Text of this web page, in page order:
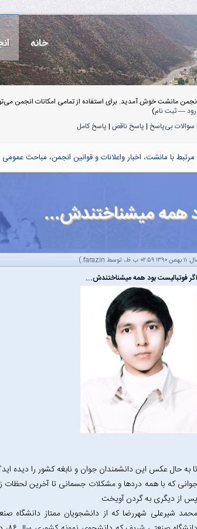
خانه
مانشت خوش آمدید. برای استفاده از تمامی امکانات انجمن
—ثبت نام)
سوالات بی‌پاسخ | پاسخ ناقص | پاسخ کامل
با مانشت، اخبار واعلانات و قوانین انجمن، مباحث عمومی
همه میشناختندش...
توسط farazin
.)
اگر فوتبالیست بود همه میشناختندش...
تا به حال عکس این دانشمندان جوان و نابغه کشور را دیده
جوانی که با همه درد‌ها و مشکلات جسمانی تا آخرین
پس از دیگری به گردن آویخت